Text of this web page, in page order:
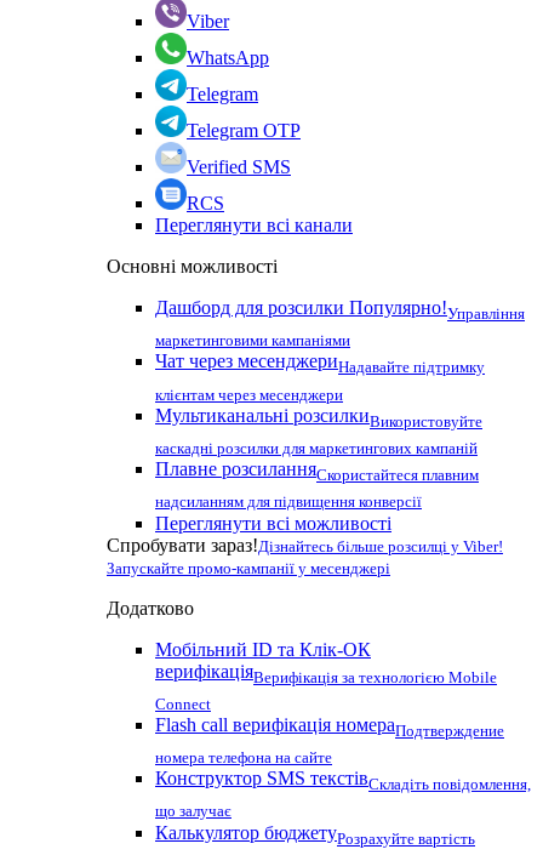
Viber
WhatsApp
Telegram
Telegram OTP
Verified SMS
RCS
Переглянути всі канали
Основні можливості
Дашборд для розсилки Популярно!Управління
маркетинговими кампаніями
Чат через месенджериНадавайте підтримку
клієнтам через месенджери
Мультиканальні розсилкиВикористовуйте
каскадні розсилки для маркетингових кампаній
Плавне розсиланняСкористайтеся плавним
надсиланням для підвищення конверсії
Переглянути всі можливості
Спробувати зараз!Дізнайтесь більше розсилці у Viber!
Запускайте промо-кампанії у месенджері
Додатково
Мобільний ID та Клік-ОК
верифікаціяВерифікація за технологією Mobile
Connect
Flash call верифікація номераПодтверждение
номера телефона на сайте
Конструктор SMS текстівСкладіть повідомлення,
що залучає
Калькулятор бюджетуРозрахуйте вартість